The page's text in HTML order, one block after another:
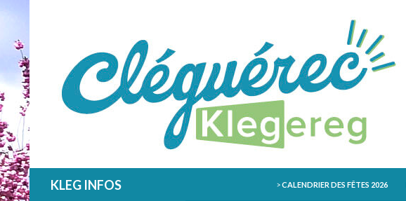
KLEG INFOS
>CALENDRIER DES FÊTES 2026